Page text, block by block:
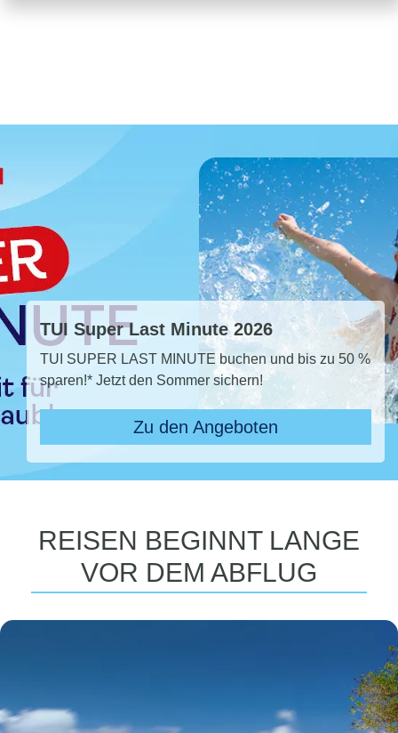
TUI Super Last Minute 2026
TUI SUPER LAST MINUTE buchen und bis zu 50 %
sparen!* Jetzt den Sommer sichern!
Zu den Angeboten
REISEN BEGINNT LANGE
VOR DEM ABFLUG